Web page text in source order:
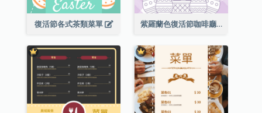
復活節各式茶類菜單 紫羅蘭色復活節咖啡廳菜單